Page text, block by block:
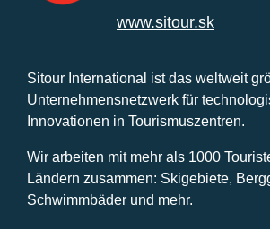
www.sitour.sk
Sitour International ist das weltweit
Unternehmensnetzwerk für
Innovationen in Tourismuszentren.
Wir arbeiten mit mehr als 1000
Ländern zusammen: Skigebiete,
Schwimmbäder und mehr.